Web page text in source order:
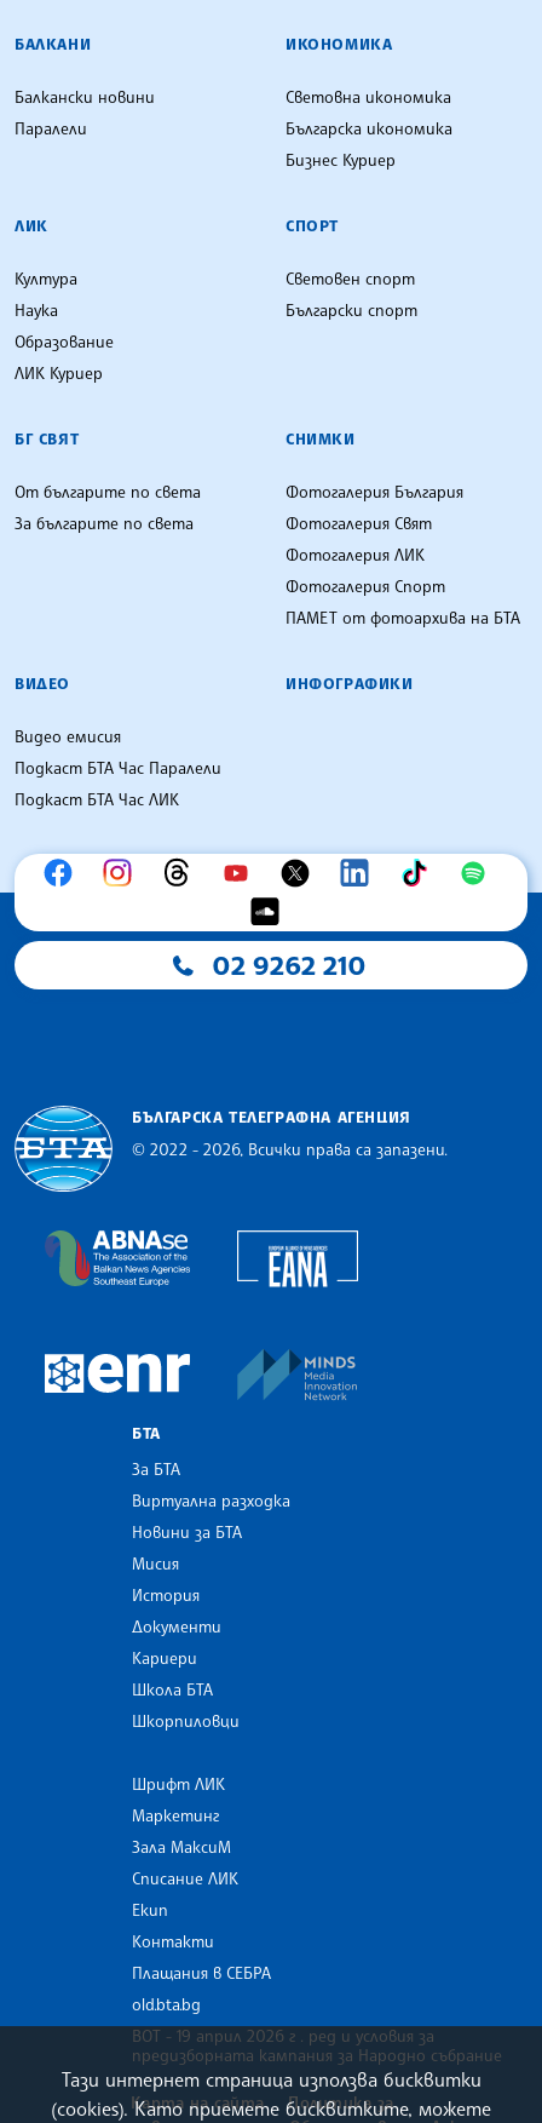
БАЛКАНИ
Балкански новини
Паралели
ИКОНОМИКА
Световна икономика
Българска икономика
Бизнес Куриер
ЛИК
Култура
Наука
Образование
ЛИК Куриер
СПОРТ
Световен спорт
Български спорт
БГ СВЯТ
От българите по света
За българите по света
СНИМКИ
Фотогалерия България
Фотогалерия Свят
Фотогалерия ЛИК
Фотогалерия Спорт
ПАМЕТ от фотоархива на БТА
ВИДЕО
Видео емисия
Подкаст БТА Час Паралели
Подкаст БТА Час ЛИК
ИНФОГРАФИКИ
02 9262 210
БЪЛГАРСКА ТЕЛЕГРАФНА АГЕНЦИЯ
© 2022 - 2026, Всички права са запазени.
The Assocoation of the Balkan News Agencies
European Newsroom
БТА
За БТА
Виртуална разходка
Новини за БТА
Мисия
История
Документи
Кариери
Школа БТА
Шкорпиловци
Шрифт ЛИК
Маркетинг
Зала МаксиМ
Списание ЛИК
Екип
Контакти
Плащания в СЕБРА
old.bta.bg
ВОТ - 19 април 2026 г . ред и условия за
предизборната кампания за Народно събрание
Карта на сайта
Политика за
Тази интернет страница използва бисквитки
(cookies). Като приемете бисквитките, можете